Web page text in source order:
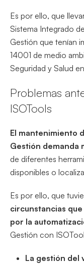
Es por ello, que
Sistema Integrado
Gestión que tenían
14001 de medio
Seguridad y Salud
Problemas
ISOTools
El mantenimiento
Gestión demanda
de diferentes
disponibles o
Es por ello, que
circunstancias
por la
Gestión con
La gestión del